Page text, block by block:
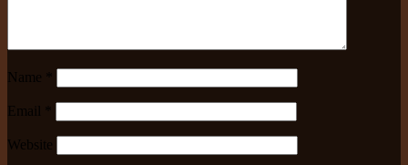
Name
Email
Website